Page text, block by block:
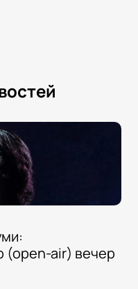
(open-air) вечер